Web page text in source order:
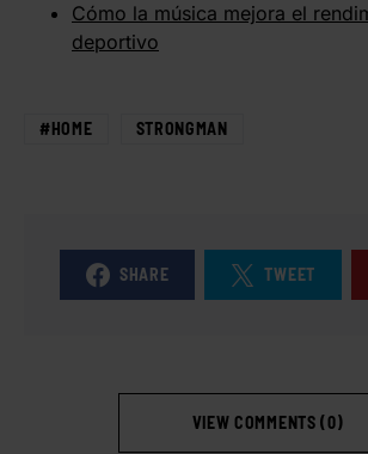
Cómo la música mejora el
deportivo
#HOME STRONGMAN
SHARE TWEET
VIEW COMMENTS (0)